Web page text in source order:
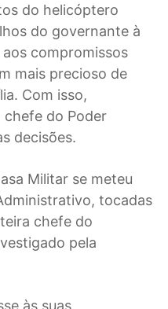
do helicóptero
do governante à
compromissos
mais precioso de
Com isso,
do Poder
decisões.
Militar se meteu
tocadas
chefe do
pela
às suas